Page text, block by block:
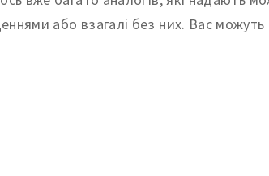
або взагалі без них. Вас можуть